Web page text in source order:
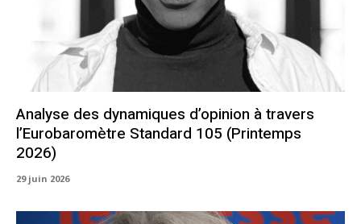
Analyse des dynamiques d’opinion à travers
l’Eurobaromètre Standard 105 (Printemps
2026)
29 juin 2026